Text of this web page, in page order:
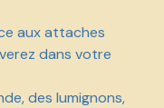
aux attaches
dans votre
des lumignons,